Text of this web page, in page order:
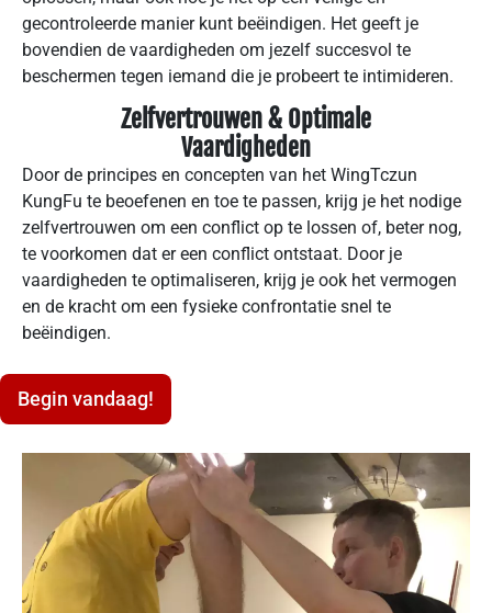
gecontroleerde manier kunt beëindigen. Het geeft je
bovendien de vaardigheden om jezelf succesvol te
beschermen tegen iemand die je probeert te intimideren.
Zelfvertrouwen & Optimale
Vaardigheden
Door de principes en concepten van het WingTczun
KungFu te beoefenen en toe te passen, krijg je het nodige
zelfvertrouwen om een conflict op te lossen of, beter nog,
te voorkomen dat er een conflict ontstaat. Door je
vaardigheden te optimaliseren, krijg je ook het vermogen
en de kracht om een fysieke confrontatie snel te
beëindigen.
Begin vandaag!